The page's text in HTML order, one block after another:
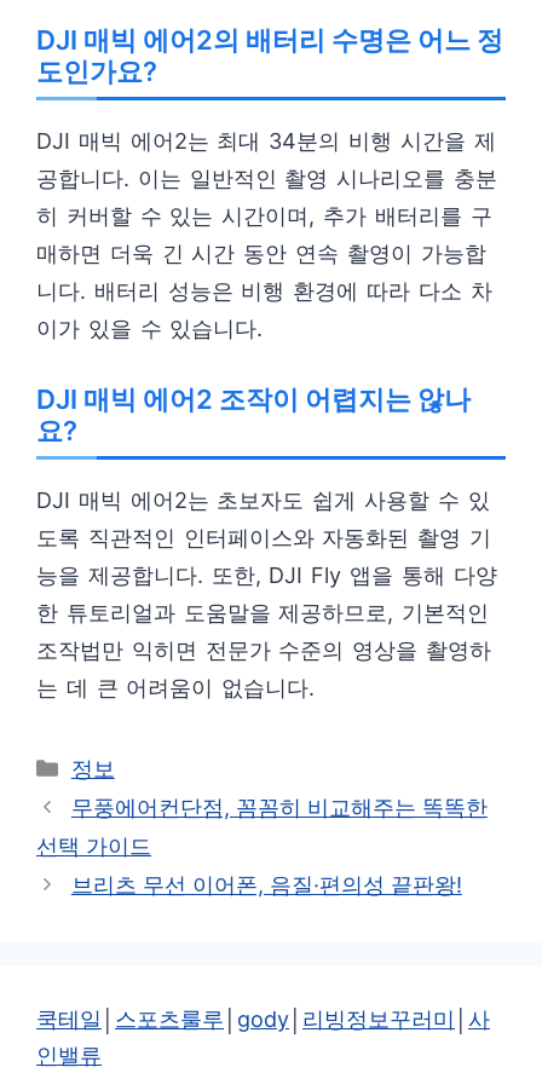
DJI 매빅 에어2의 배터리 수명은 어느 정
도인가요?
DJI 매빅 에어2는 최대 34분의 비행 시간을 제
공합니다. 이는 일반적인 촬영 시나리오를 충분
히 커버할 수 있는 시간이며, 추가 배터리를 구
매하면 더욱 긴 시간 동안 연속 촬영이 가능합
니다. 배터리 성능은 비행 환경에 따라 다소 차
이가 있을 수 있습니다.
DJI 매빅 에어2 조작이 어렵지는 않나
요?
DJI 매빅 에어2는 초보자도 쉽게 사용할 수 있
도록 직관적인 인터페이스와 자동화된 촬영 기
능을 제공합니다. 또한, DJI Fly 앱을 통해 다양
한 튜토리얼과 도움말을 제공하므로, 기본적인
조작법만 익히면 전문가 수준의 영상을 촬영하
는 데 큰 어려움이 없습니다.
카
테
리
정보
무풍에어컨단점, 꼼꼼히 비교해주는 똑똑한
선택 가이드
브리츠 무선 이어폰, 음질·편의성 끝판왕!
쿡테일 스포츠룰루 gody 리빙정보꾸러미
사
인밸류